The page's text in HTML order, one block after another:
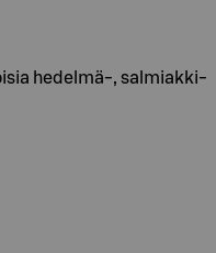
hedelmä-, salmiakki-